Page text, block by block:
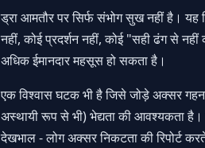
ड्रा आमतौर पर सिर्फ संभोग सुख नहीं है। यह
नहीं, कोई प्रदर्शन नहीं, कोई "सही ढंग से
अधिक ईमानदार महसूस हो सकता है।
एक विश्वास घटक भी है जिसे जोड़े अक्सर
अस्थायी रूप से भी) भेद्यता की आवश्यकता है।
देखभाल - लोग अक्सर निकटता की रिपोर्ट